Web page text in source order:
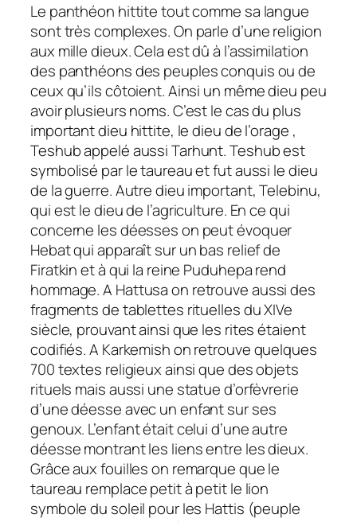
Le panthéon hittite tout comme sa langue
sont très complexes. On parle d’une religion
aux mille dieux. Cela est dû à l’assimilation
des panthéons des peuples conquis ou de
ceux qu’ils côtoient. Ainsi un même dieu peu
avoir plusieurs noms. C’est le cas du plus
important dieu hittite, le dieu de l’orage ,
Teshub appelé aussi Tarhunt. Teshub est
symbolisé par le taureau et fut aussi le dieu
de la guerre. Autre dieu important, Telebinu,
qui est le dieu de l’agriculture. En ce qui
concerne les déesses on peut évoquer
Hebat qui apparaît sur un bas relief de
Firatkin et à qui la reine Puduhepa rend
hommage. A Hattusa on retrouve aussi des
fragments de tablettes rituelles du XIVe
siècle, prouvant ainsi que les rites étaient
codifiés. A Karkemish on retrouve quelques
700 textes religieux ainsi que des objets
rituels mais aussi une statue d’orfèvrerie
d’une déesse avec un enfant sur ses
genoux. L’enfant était celui d’une autre
déesse montrant les liens entre les dieux.
Grâce aux fouilles on remarque que le
taureau remplace petit à petit le lion
symbole du soleil pour les Hattis (peuple